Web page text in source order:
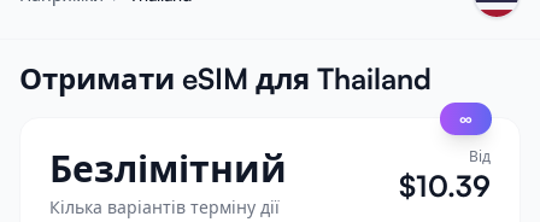
Запросити друга
Центр допомоги
Часті запитання
Отримати eSIM для Thailand
∞
Безлімітний
Кілька варіантів терміну дії
Від
$10.39